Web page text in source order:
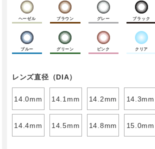
ヘーゼル ブラウン グレー ブラック
ブルー グリーン ピンク クリア
レンズ直径（DIA）
14.0mm 14.1mm 14.2mm 14.3mm
14.4mm 14.5mm 14.8mm 15.0mm